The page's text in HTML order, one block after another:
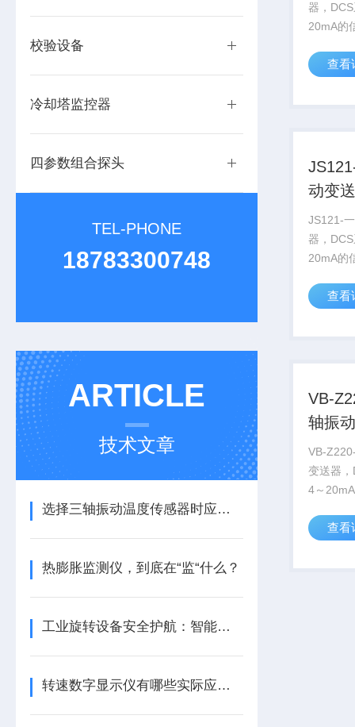
校验设备
冷却塔监控器
四参数组合探头
TEL-PHONE
18783300748
ARTICLE
技术文章
选择三轴振动温度传感器时应注意的细节
热膨胀监测仪，到底在“监“什么？
工业旋转设备安全护航：智能转速监测仪技术现状与应用优化研究
转速数字显示仪有哪些实际应用？
器，
20mA的
机壳振
质量轻
查看
动变
JS121-
器，
20mA的
机壳振
质量轻
查看
VB-
轴振
VB-
变送器
4～
化机壳
小、质
查看